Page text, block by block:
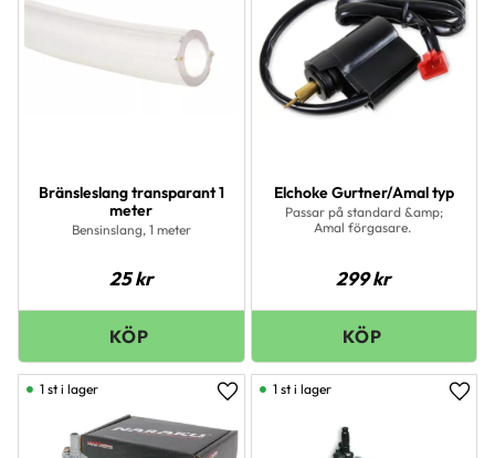
Bränsleslang transparant 1
meter
Bensinslang, 1 meter
25kr
Elchoke Gurtner/Amal typ
Passar på standard &amp;
Amal förgasare.
299kr
Lägg till i favoriter
1 st i lager 1 st i lager